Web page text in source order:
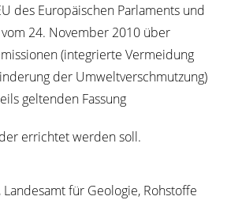
des Europäischen Parlaments und
vom 24. November 2010 über
(integrierte Vermeidung
der Umweltverschmutzung)
geltenden Fassung
errichtet werden soll.
für Geologie, Rohstoffe